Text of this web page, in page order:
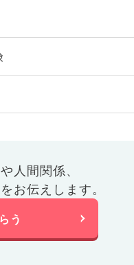
人間関係、
お伝えします。
う